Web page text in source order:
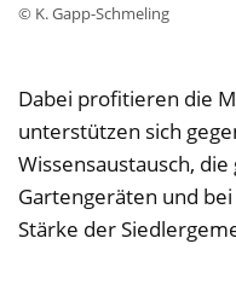
© K. Gapp-Schmeling
Dabei profitieren die
unterstützen sich
Wissensaustausch,
Gartengeräten und
Stärke der